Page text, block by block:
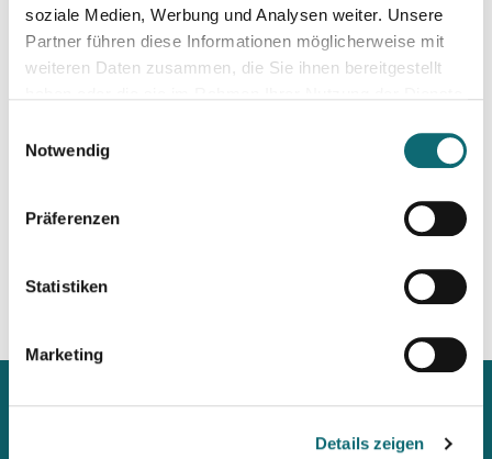
soziale Medien, Werbung und Analysen weiter. Unsere
Partner führen diese Informationen möglicherweise mit
weiteren Daten zusammen, die Sie ihnen bereitgestellt
Notwendig
Präferenzen
Statistiken
Marketing
Details zeigen
30.09.2026
Interviewtraining für Journalist:innen
02.10.2026
Ihr Social Media-Auftritt mit Canva - Designs für Instagram,